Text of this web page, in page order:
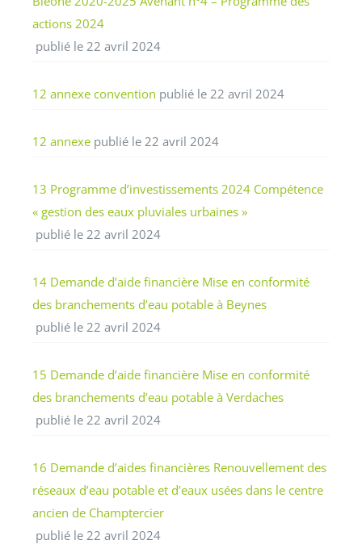
actions 2024
publié le 22 avril 2024
12 annexe convention publié le 22 avril 2024
12 annexe publié le 22 avril 2024
13 Programme d’investissements 2024 Compétence
« gestion des eaux pluviales urbaines »
publié le 22 avril 2024
14 Demande d’aide financière Mise en conformité
des branchements d’eau potable à Beynes
publié le 22 avril 2024
15 Demande d’aide financière Mise en conformité
des branchements d’eau potable à Verdaches
publié le 22 avril 2024
16 Demande d’aides financières Renouvellement des
réseaux d’eau potable et d’eaux usées dans le centre
ancien de Champtercier
publié le 22 avril 2024